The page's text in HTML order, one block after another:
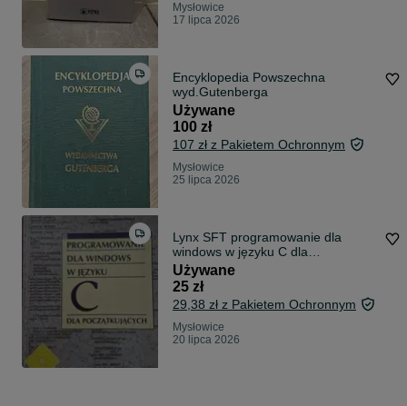
Mysłowice
17 lipca 2026
Encyklopedia Powszechna
wyd.Gutenberga
Używane
100 zł
107 zł z Pakietem Ochronnym
Mysłowice
25 lipca 2026
Lynx SFT programowanie dla
windows w języku C dla
początkujacych
Używane
25 zł
29,38 zł z Pakietem Ochronnym
Mysłowice
20 lipca 2026